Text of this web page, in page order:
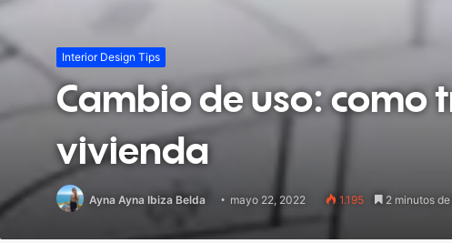
Interior Design Tips
Cambio de uso:
vivienda
Ayna Ayna Ibiza Belda mayo 22, 2022 1.195 2 minutos